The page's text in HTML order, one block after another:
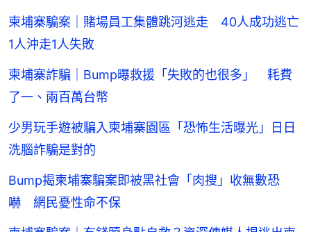
柬埔寨騙案｜賭場員工集體跳河逃走 40人成功逃亡
1人沖走1人失敗
柬埔寨詐騙｜Bump曝救援「失敗的也很多」 耗費
了一、兩百萬台幣
少男玩手遊被騙入柬埔寨園區「恐怖生活曝光」日日
洗腦詐騙是對的
Bump揭柬埔寨騙案即被黑社會「肉搜」收無數恐
嚇 網民憂性命不保